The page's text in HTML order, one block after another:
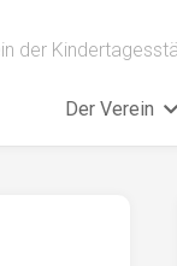
der
Der Verein